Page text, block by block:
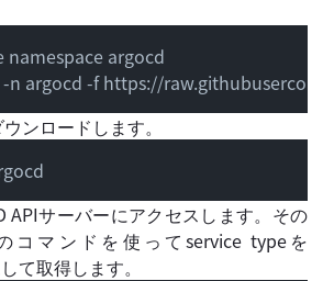
argocd
n argocd -f https://
ンロードします。
APIサーバーにアクセスします。その
コマンドを使ってservice typeを
て取得します。